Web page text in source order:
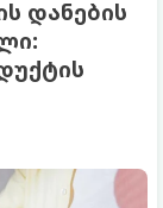
დანების